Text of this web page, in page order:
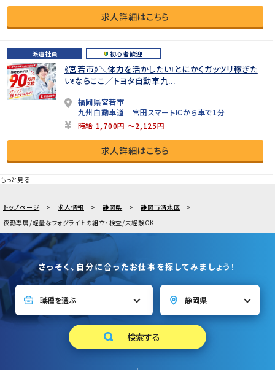
求人詳細はこちら
派遣社員 初心者歓迎
《宮若市》＼体力を活かしたい!とにかくガッツリ稼ぎた
い!ならここ／トヨタ自動車九...
福岡県宮若市
九州自動車道 宮田スマートICから車で1分
時給 1,700円 ～2,125円
求人詳細はこちら
もっと見る
トップページ 求人情報 静岡県
静岡市清水区
夜勤専属/軽量なフォグライトの組立・検査/未経験OK
さっそく、自分に合ったお仕事を探してみましょう！